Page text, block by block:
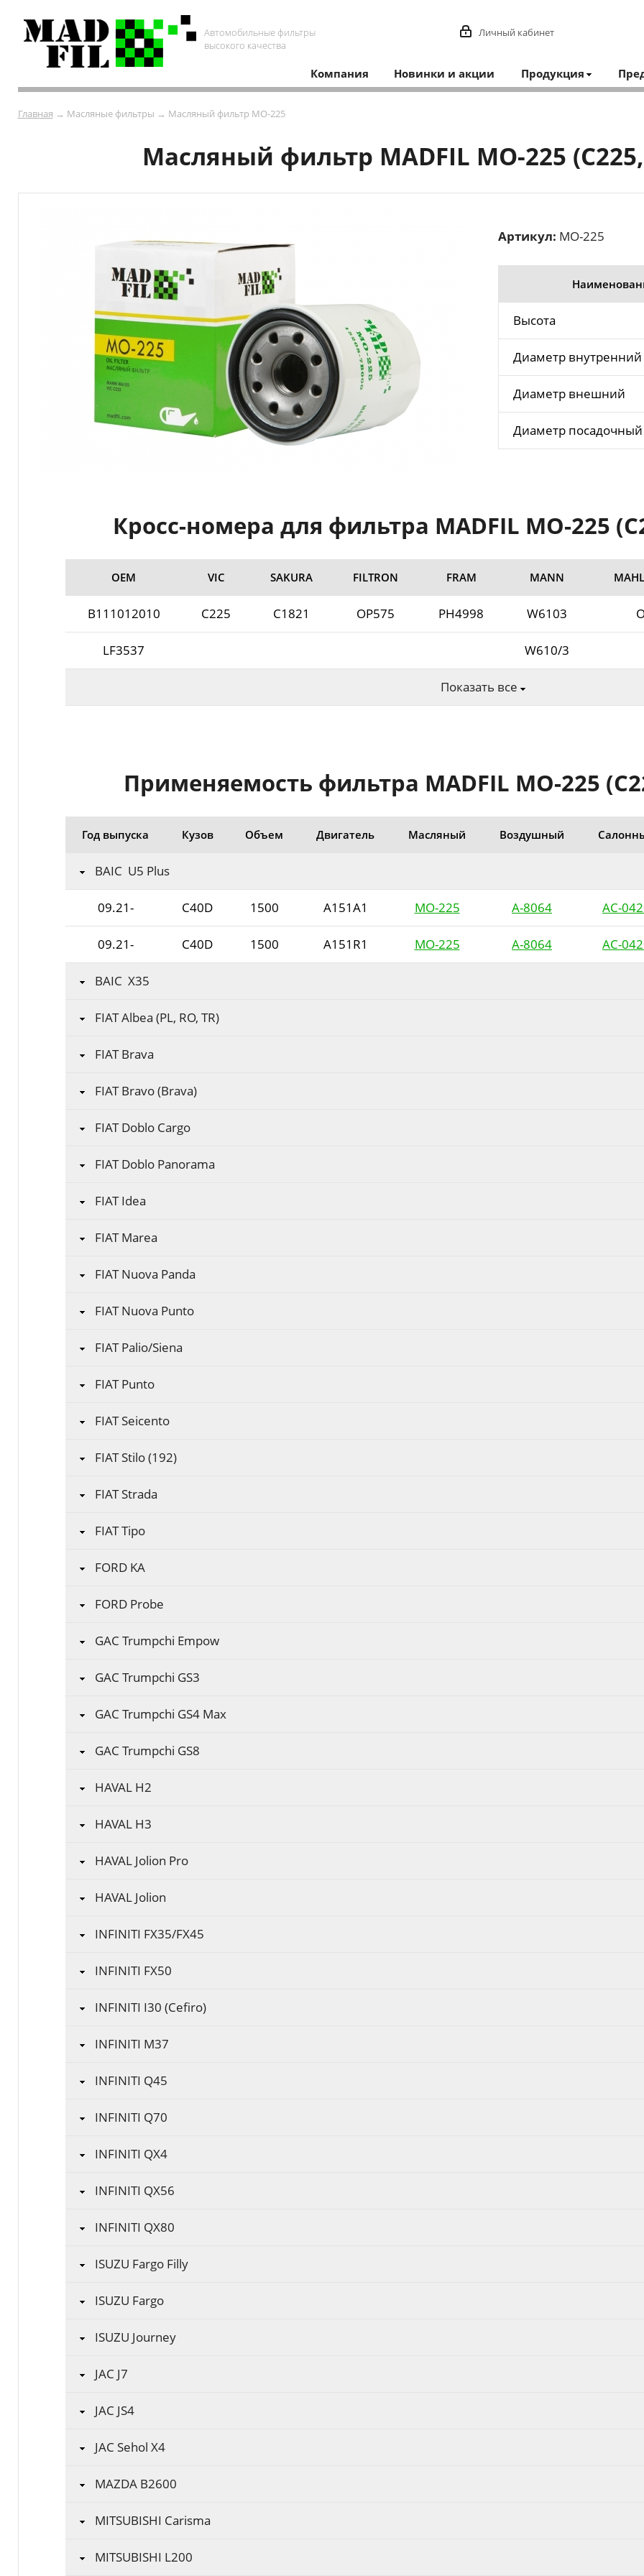
Автомобильные фильтры
высокого качества
Личный кабинет
Компания Новинки и акции Продукция
Главная → Масляные фильтры → Масляный фильтр MO-225
Масляный фильтр MADFIL MO-225
Артикул: MO-225
Высота
Диаметр внутренний
Диаметр внешний
Диаметр посадочный
Кросс-номера для фильтра MADFIL MO-225
ОЕМ VIC SAKURA FILTRON FRAM MANN
B111012010 C225 C1821 OP575 PH4998 W6103
LF3537 W610/3
Показать все
Применяемость фильтра MADFIL MO-225
Год выпуска Кузов Объем Двигатель Масляный Воздушный
BAIC U5 Plus
09.21- C40D 1500 A151A1 MO-225 A-8064 AC-
09.21- C40D 1500 A151R1 MO-225 A-8064 AC-
BAIC X35
FIAT Albea (PL, RO, TR)
FIAT Brava
FIAT Bravo (Brava)
FIAT Doblo Cargo
FIAT Doblo Panorama
FIAT Idea
FIAT Marea
FIAT Nuova Panda
FIAT Nuova Punto
FIAT Palio/Siena
FIAT Punto
FIAT Seicento
FIAT Stilo (192)
FIAT Strada
FIAT Tipo
FORD KA
FORD Probe
GAC Trumpchi Empow
GAC Trumpchi GS3
GAC Trumpchi GS4 Max
GAC Trumpchi GS8
HAVAL H2
HAVAL H3
HAVAL Jolion Pro
HAVAL Jolion
INFINITI FX35/FX45
INFINITI FX50
INFINITI I30 (Cefiro)
INFINITI M37
INFINITI Q45
INFINITI Q70
INFINITI QX4
INFINITI QX56
INFINITI QX80
ISUZU Fargo Filly
ISUZU Fargo
ISUZU Journey
JAC J7
JAC JS4
JAC Sehol X4
MAZDA B2600
MITSUBISHI Carisma
MITSUBISHI L200